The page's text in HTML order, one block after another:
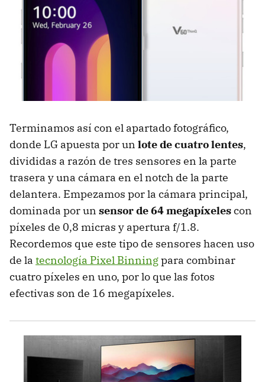
Terminamos así con el apartado fotográfico,
donde LG apuesta por un lote de cuatro lentes,
divididas a razón de tres sensores en la parte
trasera y una cámara en el notch de la parte
delantera. Empezamos por la cámara principal,
dominada por un sensor de 64 megapíxelescon
píxeles de 0,8 micras y apertura f/1.8.
Recordemos que este tipo de sensores hacen uso
de la tecnología Pixel Binningpara combinar
cuatro píxeles en uno, por lo que las fotos
efectivas son de 16 megapíxeles.